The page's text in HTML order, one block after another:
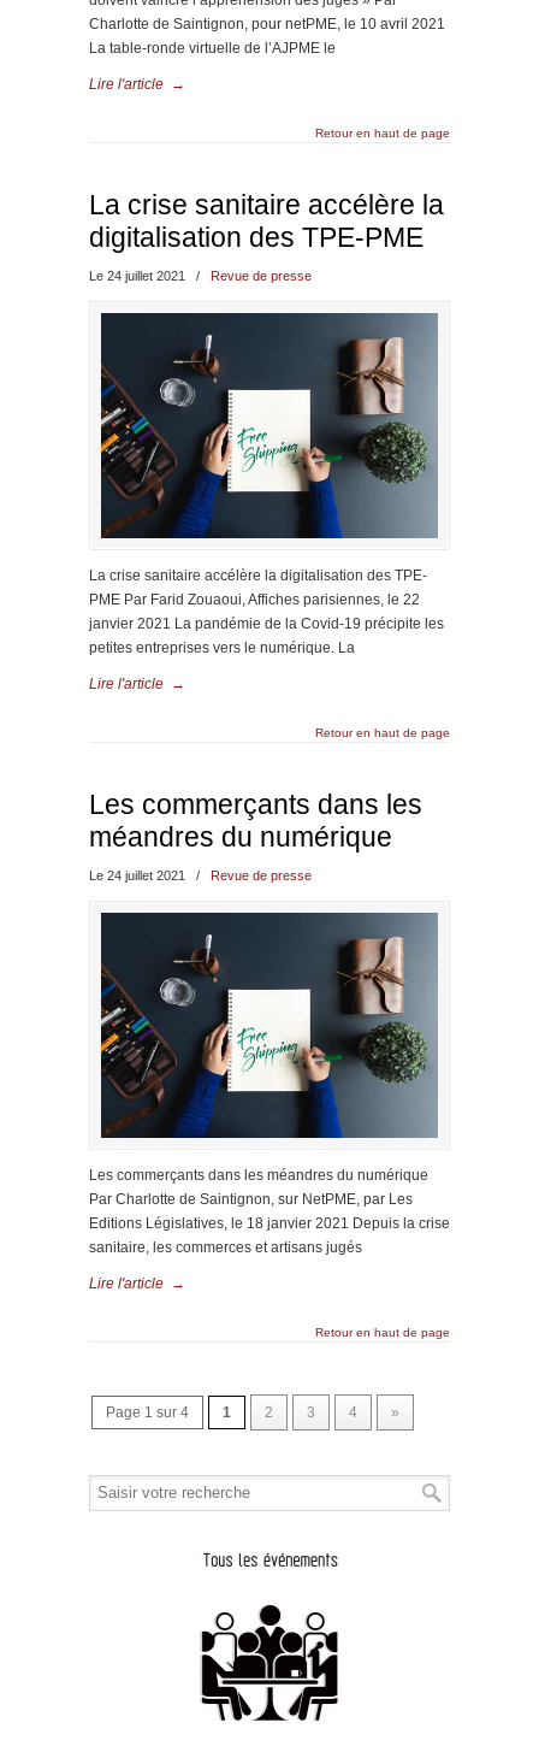
Charlotte de Saintignon, pour netPME, le 10 avril 2021
La table-ronde virtuelle de l’AJPME le
Lire l'article →
Retour en haut de page
La crise sanitaire accélère la
digitalisation des TPE-PME
Le 24 juillet 2021 / Revue de presse
La crise sanitaire accélère la digitalisation des TPE-
PME Par Farid Zouaoui, Affiches parisiennes, le 22
janvier 2021 La pandémie de la Covid-19 précipite les
petites entreprises vers le numérique. La
Lire l'article →
Retour en haut de page
Les commerçants dans les
méandres du numérique
Le 24 juillet 2021 / Revue de presse
Les commerçants dans les méandres du numérique
Par Charlotte de Saintignon, sur NetPME, par Les
Editions Législatives, le 18 janvier 2021 Depuis la crise
sanitaire, les commerces et artisans jugés
Lire l'article →
Retour en haut de page
Page 1 sur 4 1 2 3 4 »